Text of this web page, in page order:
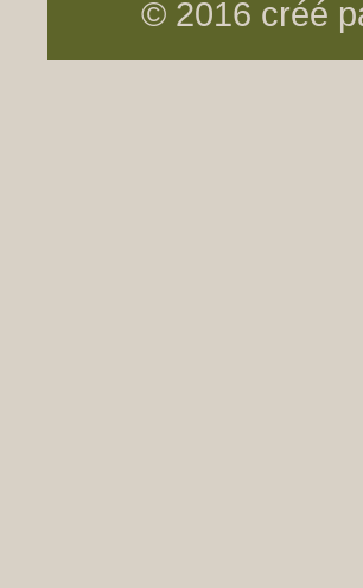
© 2016 créé